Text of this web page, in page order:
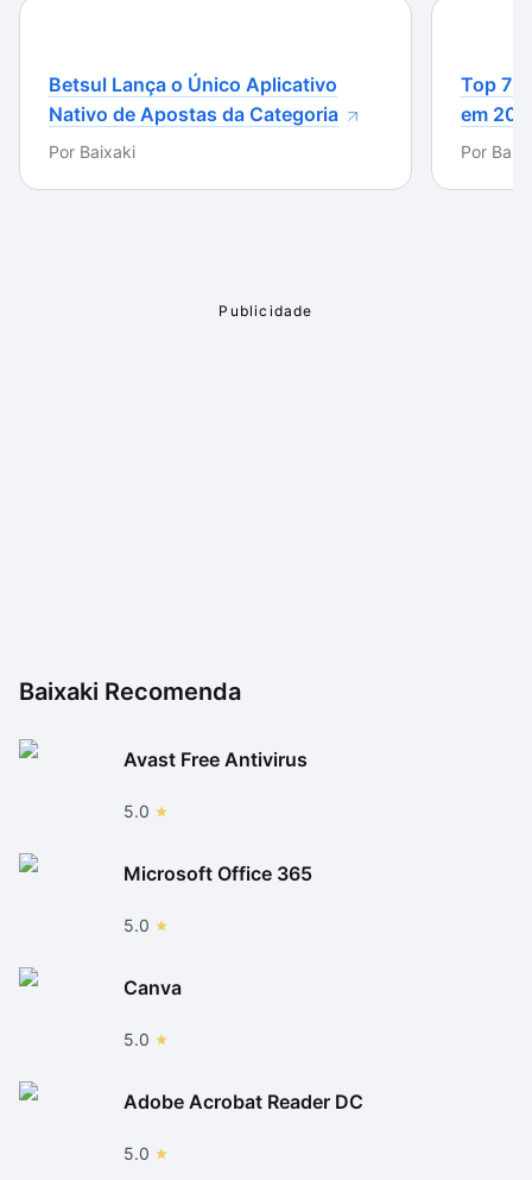
Betsul Lança o Único Aplicativo
Nativo de Apostas da Categoria
Por Baixaki
Top 7
em
Por
Baixaki Recomenda
Avast Free Antivirus
5.0
Microsoft Office 365
5.0
Canva
5.0
Adobe Acrobat Reader DC
5.0